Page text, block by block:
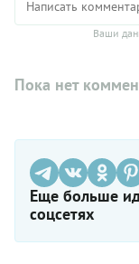
Ваши
Пока нет
Еще больше
соцсетях